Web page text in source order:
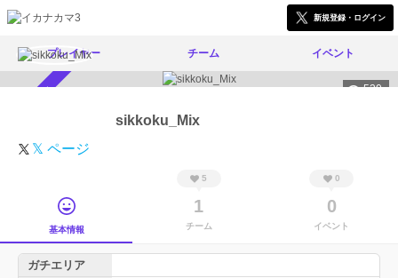
新規登録・ログイン
プレイヤー チーム イベント
520
sikkoku_Mix
𝕏 ページ
基本情報
5
1
チーム
0
0
イベント
ガチエリア